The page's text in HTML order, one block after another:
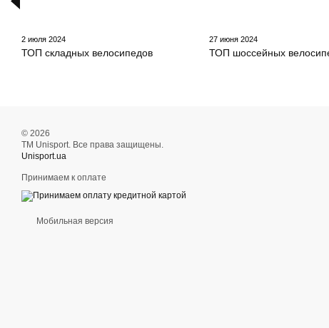
2 июля 2024
ТОП складных велосипедов
27 июня 2024
ТОП шоссейных
© 2026
ТМ Unisport. Все права защищены.
Unisport.ua
Принимаем к оплате
Мобильная версия